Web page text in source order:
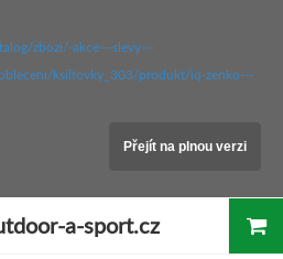
zbozi/-akce---slevy---
ksiltovky_303/produkt/iq-zenko---
Přejít na plnou verzi
a-sport.cz